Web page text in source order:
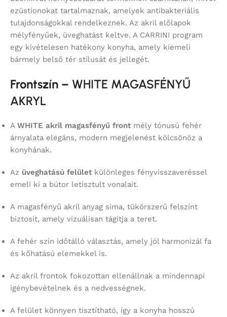
ezüstionokat tartalmaznak, amelyek antibakteriális
tulajdonságokkal rendelkeznek. Az akril előlapok
mélyfényűek, üveghatást keltve. A CARRINI program
egy kivételesen hatékony konyha, amely kiemeli
bármely belső tér stílusát és jellegét.
Frontszín – WHITE MAGASFÉNYŰ
AKRYL
A WHITE akril magasfényű front mély tónusú fehér
árnyalata elegáns, modern megjelenést kölcsönöz a
konyhának.
Az üveghatású felület különleges fényvisszaveréssel
emeli ki a bútor letisztult vonalait.
A magasfényű akril anyag sima, tükörszerű felszínt
biztosít, amely vizuálisan tágítja a teret.
A fehér szín időtálló választás, amely jól harmonizál fa
és kőhatású elemekkel is.
Az akril frontok fokozottan ellenállnak a mindennapi
igénybevételnek és a nedvességnek.
A felület könnyen tisztítható, így a konyha hosszú